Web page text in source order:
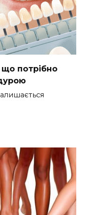
що потрібно